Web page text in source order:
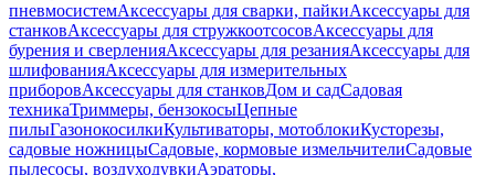
пневмосистемАксессуары для сварки, пайкиАксессуары для
станковАксессуары для стружкоотсосовАксессуары для
бурения и сверленияАксессуары для резанияАксессуары для
шлифованияАксессуары для измерительных
приборовАксессуары для станковДом и садСадовая
техникаТриммеры, бензокосыЦепные
пилыГазонокосилкиКультиваторы, мотоблокиКусторезы,
садовые ножницыСадовые, кормовые измельчителиСадовые
пылесосы, воздуходувкиАэраторы,